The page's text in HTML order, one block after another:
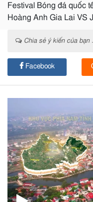
Festival Bóng đá quốc
Hoàng Anh Gia Lai VS
Chia sẻ ý kiến của bạn
Facebook